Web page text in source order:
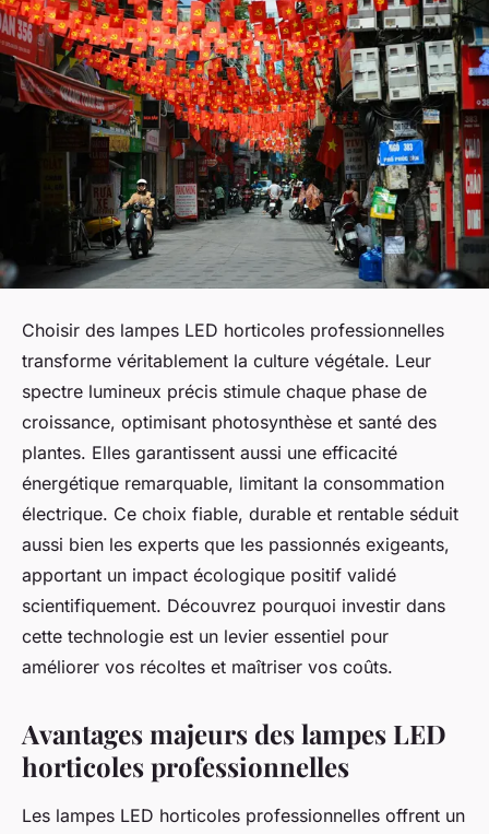
Choisir des lampes LED horticoles professionnelles
transforme véritablement la culture végétale. Leur
spectre lumineux précis stimule chaque phase de
croissance, optimisant photosynthèse et santé des
plantes. Elles garantissent aussi une efficacité
énergétique remarquable, limitant la consommation
électrique. Ce choix fiable, durable et rentable séduit
aussi bien les experts que les passionnés exigeants,
apportant un impact écologique positif validé
scientifiquement. Découvrez pourquoi investir dans
cette technologie est un levier essentiel pour
améliorer vos récoltes et maîtriser vos coûts.
Avantages majeurs des lampes LED
horticoles professionnelles
Les lampes LED horticoles professionnelles offrent un